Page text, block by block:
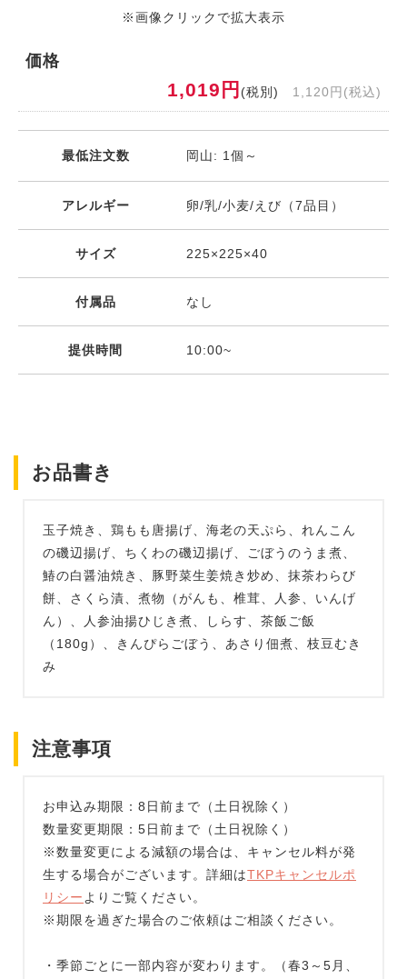
※画像クリックで拡大表示
価格
1,019円 (税別) 1,120円(税込)
最低注文数 岡山: 1個～
アレルギー 卵/乳/小麦/えび（7品目）
サイズ 225×225×40
付属品 なし
提供時間 10:00~
お品書き
玉子焼き、鶏もも唐揚げ、海老の天ぷら、れんこん
の磯辺揚げ、ちくわの磯辺揚げ、ごぼうのうま煮、
鰆の白醤油焼き、豚野菜生姜焼き炒め、抹茶わらび
餅、さくら漬、煮物（がんも、椎茸、人参、いんげ
ん）、人参油揚ひじき煮、しらす、茶飯ご飯
（180g）、きんぴらごぼう、あさり佃煮、枝豆むき
み
注意事項
お申込み期限：8日前まで（土日祝除く）
数量変更期限：5日前まで（土日祝除く）
※数量変更による減額の場合は、キャンセル料が発
生する場合がございます。詳細はTKPキャンセルポ
リシーよりご覧ください。
※期限を過ぎた場合のご依頼はご相談ください。
・季節ごとに一部内容が変わります。（春3～5月、